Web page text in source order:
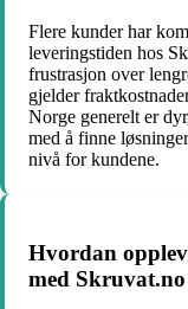
Flere kunder har
leveringstiden hos
frustrasjon over
gjelder
Norge generelt er
med å finne
nivå for kundene.
Hvordan
med